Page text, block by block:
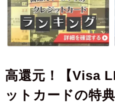
高還元！【Visa
ットカードの特